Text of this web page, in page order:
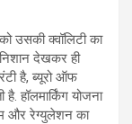
उसकी क्वॉलिटी का
देखकर ही
है, ब्यूरो ऑफ
हॉलमार्किंग योजना
और रेग्युलेशन का